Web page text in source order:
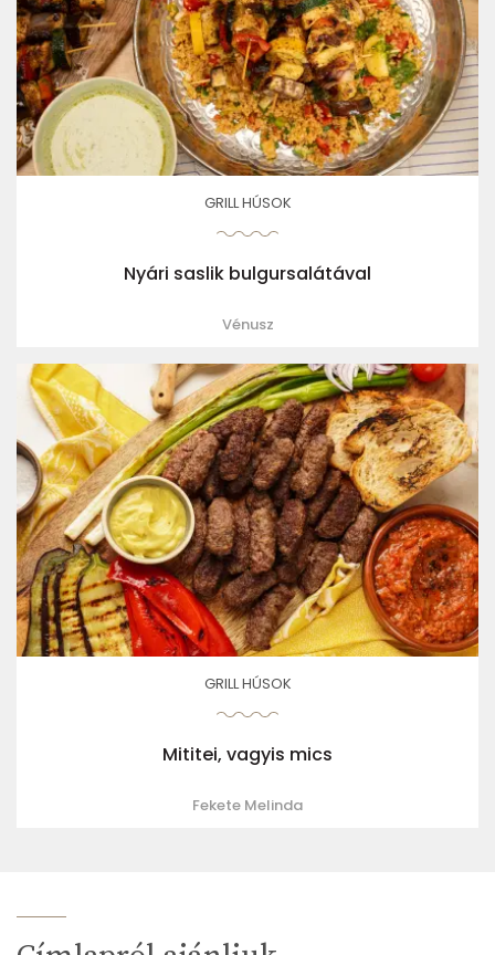
GRILL HÚSOK
Nyári saslik bulgursalátával
Vénusz
GRILL HÚSOK
Mititei, vagyis mics
Fekete Melinda